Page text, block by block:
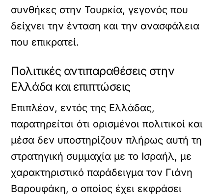
συνθήκες στην Τουρκία, γεγονός που
δείχνει την ένταση και την ανασφάλεια
που επικρατεί.
Πολιτικές αντιπαραθέσεις στην
Ελλάδα και επιπτώσεις
Επιπλέον, εντός της Ελλάδας,
παρατηρείται ότι ορισμένοι πολιτικοί και
μέσα δεν υποστηρίζουν πλήρως αυτή τη
στρατηγική συμμαχία με το Ισραήλ, με
χαρακτηριστικό παράδειγμα τον Γιάνη
Βαρουφάκη, ο οποίος έχει εκφράσει